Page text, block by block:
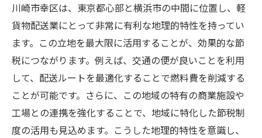
地理的優位性を生かした配送ルートの最適
化
配送時間を短縮するための地理活用法
地域地形を考慮した燃料費削減術
都市計画に合わせた配送スケジュールの工
夫
地元顧客ターゲティングによる営業拡大
川崎市幸区は、東京都心部と横浜市の中間に位置し、軽
貨物配送業にとって非常に有利な地理的特性を持ってい
ます。この立地を最大限に活用することが、効果的な節
税につながります。例えば、交通の便が良いことを利用
して、配送ルートを最適化することで燃料費を削減する
ことが可能です。さらに、この地域の特有の商業施設や
工場との連携を強化することで、地域に特化した節税制
度の活用も見込めます。こうした地理的特性を意識し、